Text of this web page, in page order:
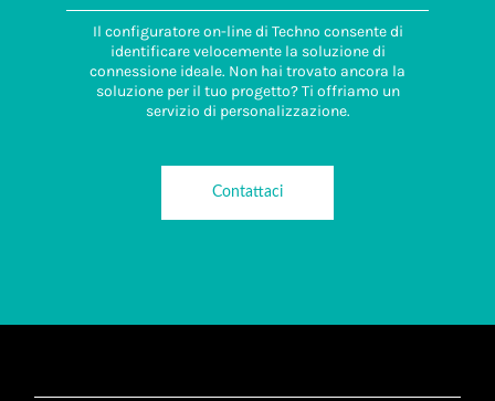
Il configuratore on-line di Techno consente di
identificare velocemente la soluzione di
connessione ideale. Non hai trovato ancora la
soluzione per il tuo progetto? Ti offriamo un
servizio di personalizzazione.
Contattaci